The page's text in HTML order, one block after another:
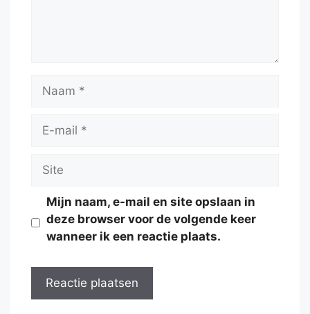
Naam
Site
Mijn naam, e-mail en site opslaan in
deze browser voor de volgende keer
wanneer ik een reactie plaats.